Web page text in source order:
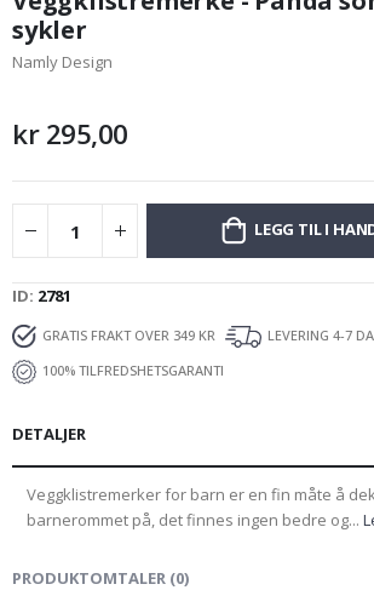
begynnelsen
av
bildegalleri
sykler
Namly Design
kr 295,00
LEGG TIL I
ID 2781
GRATIS FRAKT OVER 349 KR
LEVERING 4-7
100% TILFREDSHETSGARANTI
DETALJER
Veggklistremerker for barn er en fin måte å
barnerommet på, det finnes ingen bedre og...
PRODUKTOMTALER (0)